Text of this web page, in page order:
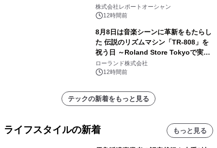
ー需要が成長を牽引
株式会社レポートオーシャン
12時間前
8月8日は音楽シーンに革新をもたらし
た 伝説のリズムマシン「TR-808」を
祝う日 ～Roland Store Tokyoで実機
を展示しての 記念キャンペーンを開
催 英国ラジオ「NTS」の 特別プログ
アーティストを フィーチャーしたアニ
メーションを公開～
ローランド株式会社
12時間前
テックの新着をもっと見る
ライフスタイルの新着 もっと見る